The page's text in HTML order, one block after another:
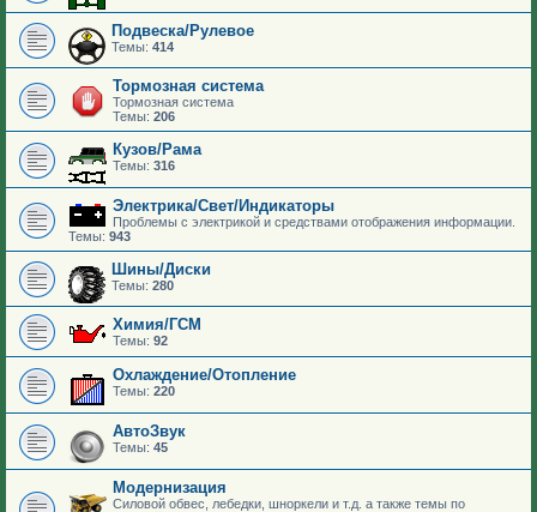
Подвеска/Рулевое
Темы: 414
Тормозная система
Тормозная система
Темы: 206
Кузов/Рама
Темы: 316
Электрика/Свет/Индикаторы
Проблемы с электрикой и средствами отображения информации.
Темы: 943
Шины/Диски
Темы: 280
Химия/ГСМ
Темы: 92
Охлаждение/Отопление
Темы: 220
АвтоЗвук
Темы: 45
Модернизация
Силовой обвес, лебедки, шноркели и т.д. а также темы по